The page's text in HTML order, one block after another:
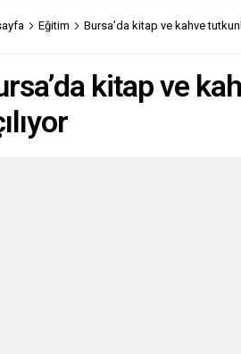
Eğitim Bursa’da kitap ve kahve
kitap ve